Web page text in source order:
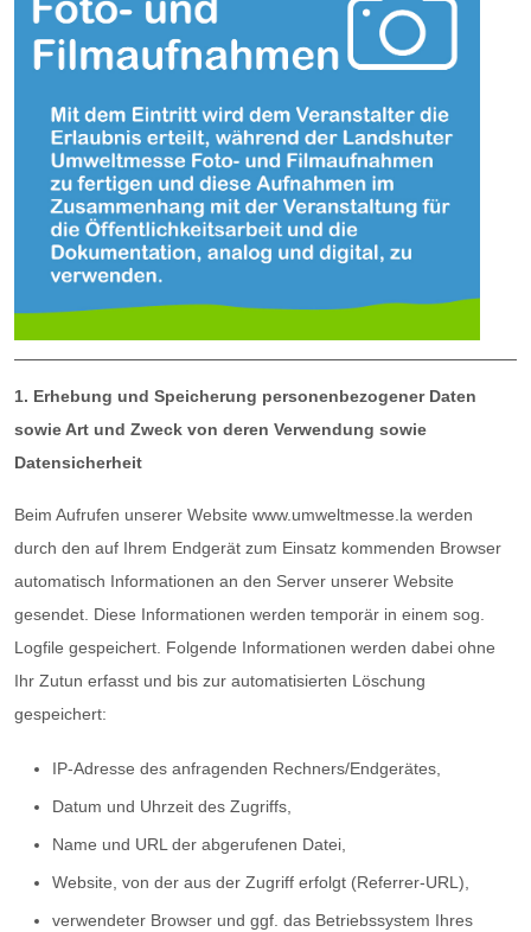
1. Erhebung und Speicherung personenbezogener Daten
sowie Art und Zweck von deren Verwendung sowie
Datensicherheit
Beim Aufrufen unserer Website www.umweltmesse.la werden
durch den auf Ihrem Endgerät zum Einsatz kommenden Browser
automatisch Informationen an den Server unserer Website
gesendet. Diese Informationen werden temporär in einem sog.
Logfile gespeichert. Folgende Informationen werden dabei ohne
Ihr Zutun erfasst und bis zur automatisierten Löschung
gespeichert:
IP-Adresse des anfragenden Rechners/Endgerätes,
Datum und Uhrzeit des Zugriffs,
Name und URL der abgerufenen Datei,
Website, von der aus der Zugriff erfolgt (Referrer-URL),
verwendeter Browser und ggf. das Betriebssystem Ihres